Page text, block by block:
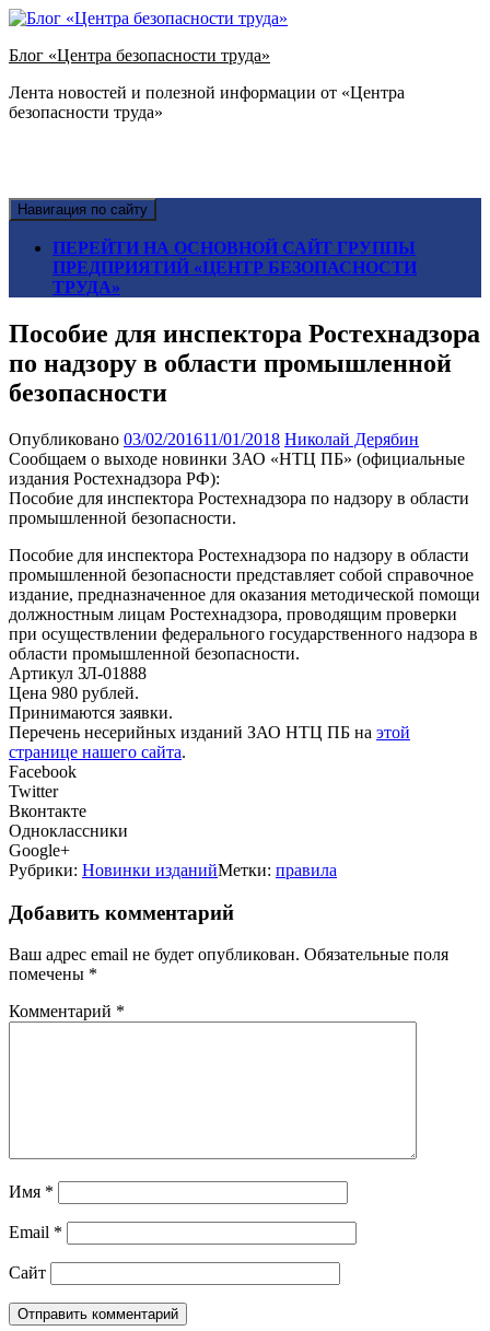
Блог «Центра безопасности труда»
Лента новостей и полезной информации от «Центра
безопасности труда»
Навигация по сайту
ПЕРЕЙТИ НА ОСНОВНОЙ САЙТ ГРУППЫ
ПРЕДПРИЯТИЙ «ЦЕНТР БЕЗОПАСНОСТИ
ТРУДА»
Пособие для инспектора Ростехнадзора
по надзору в области промышленной
безопасности
Опубликовано 03/02/201611/01/2018 Николай Дерябин
Сообщаем о выходе новинки ЗАО «НТЦ ПБ» (официальные
издания Ростехнадзора РФ):
Пособие для инспектора Ростехнадзора по надзору в области
промышленной безопасности.
Пособие для инспектора Ростехнадзора по надзору в области
промышленной безопасности представляет собой справочное
издание, предназначенное для оказания методической помощи
должностным лицам Ростехнадзора, проводящим проверки
при осуществлении федерального государственного надзора в
области промышленной безопасности.
Артикул ЗЛ-01888
Цена 980 рублей.
Принимаются заявки.
Перечень несерийных изданий ЗАО НТЦ ПБ на этой
странице нашего сайта.
Facebook
Twitter
Вконтакте
Одноклассники
Google+
Рубрики: Новинки изданийМетки: правила
Добавить комментарий
Ваш адрес email не будет опубликован. Обязательные поля
помечены *
Комментарий *
Имя *
Email *
Сайт